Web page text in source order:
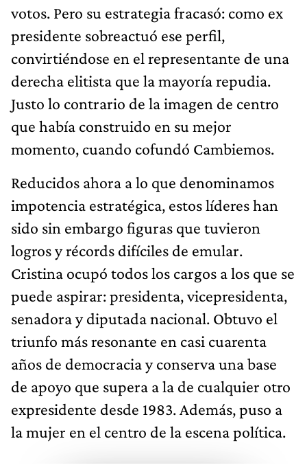
votos. Pero su estrategia fracasó: como ex
presidente sobreactuó ese perfil,
convirtiéndose en el representante de una
derecha elitista que la mayoría repudia.
Justo lo contrario de la imagen de centro
que había construido en su mejor
momento, cuando cofundó Cambiemos.
Reducidos ahora a lo que denominamos
impotencia estratégica, estos líderes han
sido sin embargo figuras que tuvieron
logros y récords difíciles de emular.
Cristina ocupó todos los cargos a los que se
puede aspirar: presidenta, vicepresidenta,
senadora y diputada nacional. Obtuvo el
triunfo más resonante en casi cuarenta
años de democracia y conserva una base
de apoyo que supera a la de cualquier otro
expresidente desde 1983. Además, puso a
la mujer en el centro de la escena política.